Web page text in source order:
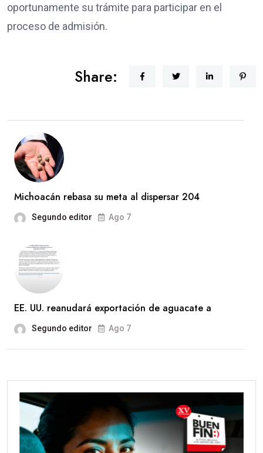
oportunamente su trámite para participar en el
proceso de admisión.
Share:
Michoacán rebasa su meta al dispersar 204
Segundo editor Ago 7
EE. UU. reanudará exportación de aguacate a
Segundo editor Ago 7